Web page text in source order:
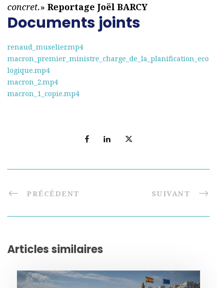
concret.» Reportage Joël BARCY
Documents joints
renaud_muselier.mp4
macron_premier_ministre_charge_de_la_planification_eco
logique.mp4
macron_2.mp4
macron_1_copie.mp4
PRÉCÉDENT SUIVANT
Articles similaires